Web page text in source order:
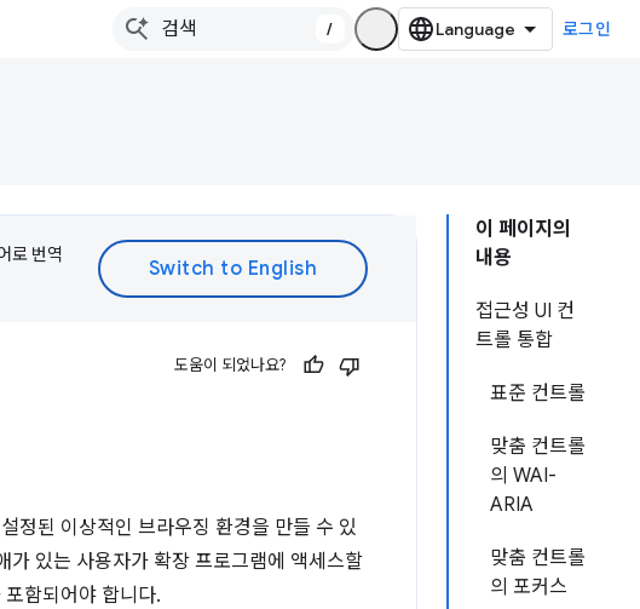
/ 로그인
이 페이지의
내용
접근성 UI 컨
트롤 통합
표준 컨트롤
맞춤 컨트롤
의 WAI-
ARIA
맞춤 컨트롤
의 포커스
로 번역
도움이 되었나요?
정된 이상적인 브라우징 환경을 만들 수 있
가 있는 사용자가 확장 프로그램에 액세스할
함되어야 합니다.